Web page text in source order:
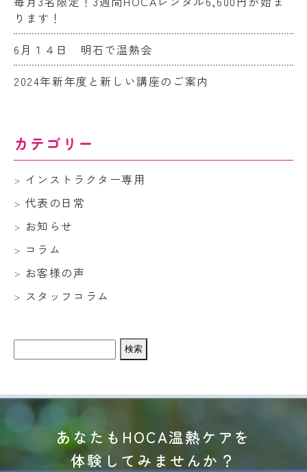
ります！
6月１４日 明石で温熱会
2024年新年度と新しい講座のご案内
カテゴリー
インストラクター専用
代表の日常
お知らせ
コラム
お客様の声
スタッフコラム
検
索:
あなたもHOCA温熱ケアを
体験してみませんか？